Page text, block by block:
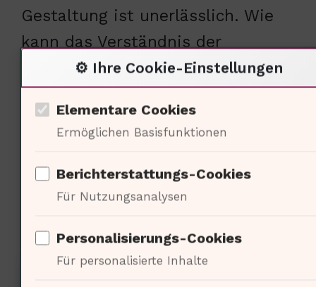
Gestaltung ist unerlässlich. Wie
kann das Verständnis der
Fahrerdynamik die
Fahrzeugentwicklung weiter
beeinflussen?
Ökonomische Aspekte des
⚙️ Ihre Cookie-Einstellungen
Elementare Cookies
Ermöglichen Basisfunktionen
Berichterstattungs-Cookies
Für Nutzungsanalysen
Personalisierungs-Cookies
Für personalisierte Inhalte